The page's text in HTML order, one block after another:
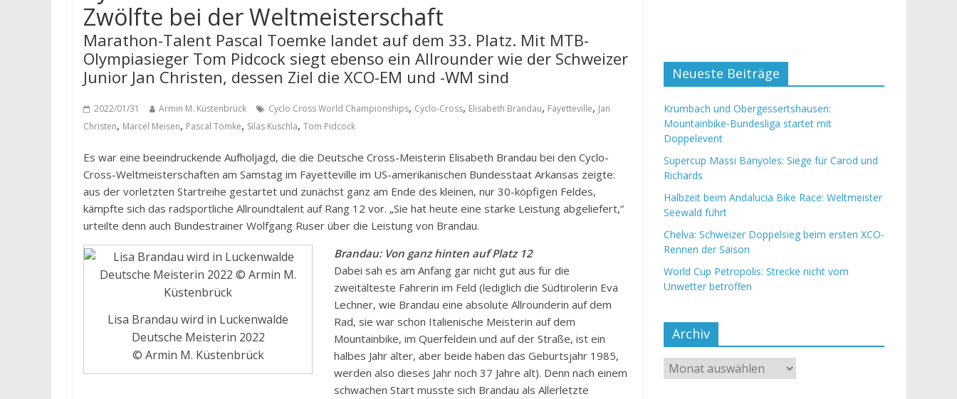
Zwölfte bei der Weltmeisterschaft
Marathon-Talent Pascal Toemke landet auf dem 33. Platz. Mit MTB-
Olympiasieger Tom Pidcock siegt ebenso ein Allrounder wie der Schweizer
Junior Jan Christen, dessen Ziel die XCO-EM und -WM sind
2022/01/31 Armin M. Küstenbrück Cyclo Cross World Championships, Cyclo-Cross, Elisabeth Brandau, Fayetteville, Jan
Christen, Marcel Meisen, Pascal Tömke, Silas Kuschla, Tom Pidcock
Es war eine beeindruckende Aufholjagd, die die Deutsche Cross-Meisterin Elisabeth Brandau bei den Cyclo-
Cross-Weltmeisterschaften am Samstag im Fayetteville im US-amerikanischen Bundesstaat Arkansas zeigte:
aus der vorletzten Startreihe gestartet und zunächst ganz am Ende des kleinen, nur 30-köpfigen Feldes,
kämpfte sich das radsportliche Allroundtalent auf Rang 12 vor. „Sie hat heute eine starke Leistung abgeliefert,“
urteilte denn auch Bundestrainer Wolfgang Ruser über die Leistung von Brandau.
Lisa Brandau wird in Luckenwalde
Deutsche Meisterin 2022
© Armin M. Küstenbrück
Brandau: Von ganz hinten auf Platz 12
Dabei sah es am Anfang gar nicht gut aus für die
zweitälteste Fahrerin im Feld (lediglich die Südtirolerin Eva
Lechner, wie Brandau eine absolute Allrounderin auf dem
Rad, sie war schon Italienische Meisterin auf dem
Mountainbike, im Querfeldein und auf der Straße, ist ein
halbes Jahr älter, aber beide haben das Geburtsjahr 1985,
werden also dieses Jahr noch 37 Jahre alt). Denn nach einem
schwachen Start musste sich Brandau als Allerletzte
Neueste Beiträge
Krumbach und Obergessertshausen:
Mountainbike-Bundesliga startet mit
Doppelevent
Supercup Massi Banyoles: Siege für Carod und
Richards
Halbzeit beim Andalucia Bike Race: Weltmeister
Seewald führt
Chelva: Schweizer Doppelsieg beim ersten XCO-
Rennen der Saison
World Cup Petropolis: Strecke nicht vom
Unwetter betroffen
Archiv